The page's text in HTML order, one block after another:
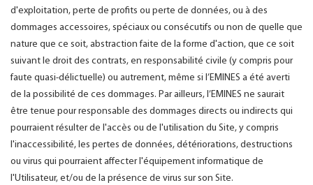
d'exploitation, perte de profits ou perte de données, ou à des
dommages accessoires, spéciaux ou consécutifs ou non de quelle que
nature que ce soit, abstraction faite de la forme d'action, que ce soit
suivant le droit des contrats, en responsabilité civile (y compris pour
faute quasi-délictuelle) ou autrement, même si l’EMINES a été averti
de la possibilité de ces dommages. Par ailleurs, l’EMINES ne saurait
être tenue pour responsable des dommages directs ou indirects qui
pourraient résulter de l'accès ou de l'utilisation du Site, y compris
l'inaccessibilité, les pertes de données, détériorations, destructions
ou virus qui pourraient affecter l'équipement informatique de
l'Utilisateur, et/ou de la présence de virus sur son Site.